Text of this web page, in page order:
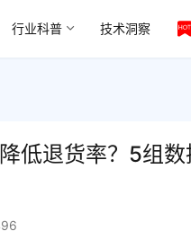
行业科普 技术洞察
低退货率？5组数